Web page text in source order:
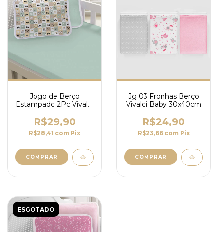
Jogo de Berço
Estampado 2Pc Vivaldi
R$29,90
R$28,41 com Pix
COMPRAR
Jg 03 Fronhas Berço
Vivaldi Baby 30x40cm
R$24,90
R$23,66 com Pix
COMPRAR
ESGOTADO